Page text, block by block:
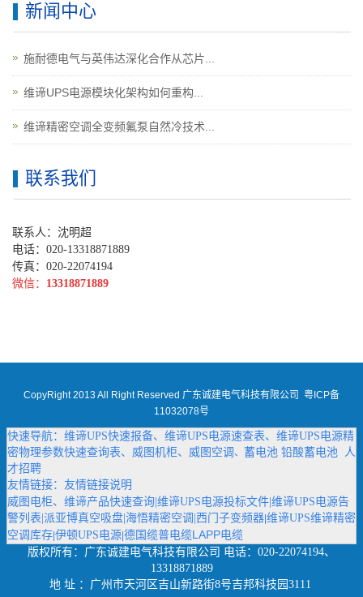
新闻中心
施耐德电气与英伟达深化合作从芯片...
维谛UPS电源模块化架构如何重构...
维谛精密空调全变频氟泵自然冷技术...
联系我们
联系人：沈明超
电话：020-13318871889
传真：020-22074194
微信： 13318871889
CopyRight 2013 All Right Reserved 广东诚建电气科技有限公司 粤ICP备
11032078号
快速导航： 维谛UPS快速报备、 维谛UPS电源速查表、 维谛UPS电源精
密物理参数快速查询表、 威图机柜、 威图空调、 蓄电池 铅酸蓄电池 人
才招聘
友情链接： 友情链接说明
威图电柜、 维谛产品快速查询 维谛UPS电源投标文件 维谛UPS电源告
警列表 派亚博真空吸盘 海悟精密空调 西门子变频器 维谛UPS维谛精密
空调库存 伊顿UPS电源 德国缆普电缆LAPP电缆
版权所有： 广东诚建电气科技有限公司 电话：020-22074194、
13318871889
地 址 ：广州市天河区吉山新路街8号吉邦科技园3111